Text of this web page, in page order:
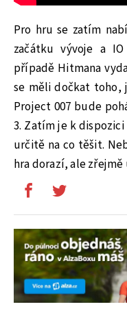
Pro hru se zatím
začátku vývoje a
případě Hitmana
se měli dočkat toho,
Project 007 bude
3. Zatím je k
určitě na co těšit.
hra dorazí, ale zřejmě